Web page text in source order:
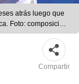
atrás luego que
Foto: composición
Compartir